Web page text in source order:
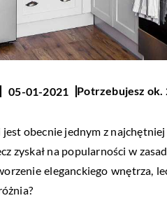
05-01-2021 Potrzebujesz ok.
obecnie jednym z
zyskał na popularności w
eleganckiego wnętrza,